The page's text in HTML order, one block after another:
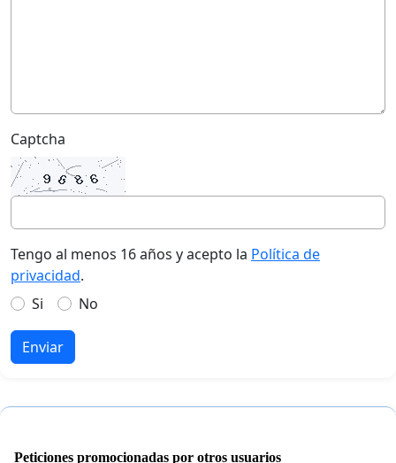
Captcha
Tengo al menos 16 años y acepto la Política de
privacidad.
Si
No
Enviar
Peticiones promocionadas por otros usuarios